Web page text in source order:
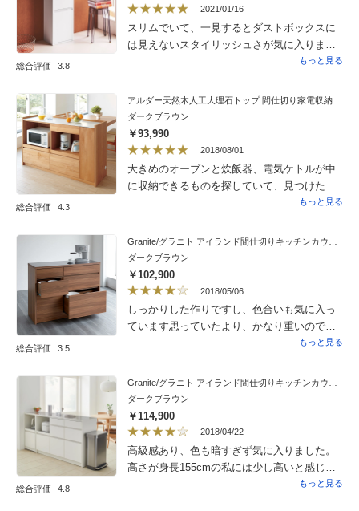
総合評価 3.8
2021/01/16
スリムでいて、一見するとダストボックスに
は見えないスタイリッシュさが気に入りまし
た。ペール容量も多くのゴミをため込みすぎ
保てズボラな私には一役買っている商品で
す。
もっと見る
総合評価 4.3
アルダー天然木人工大理石トップ 間仕切り家電収納キッチンカウンター 幅144cm
ダークブラウン
￥93,990
2018/08/01
大きめのオーブンと炊飯器、電気ケトルが中
に収納できるものを探していて、見つけたの
がこれでした。実物の重量感や高級感はもち
た。食器などの収納力もかなり高いです。大
満足の商品です。
もっと見る
総合評価 3.5
ダークブラウン
￥102,900
2018/05/06
しっかりした作りですし、色合いも気に入っ
ています思っていたより、かなり重いので、
動かすのは苦労するので、模様替えはできな
もっと見る
総合評価 4.8
ダークブラウン
￥114,900
2018/04/22
高級感あり、色も暗すぎず気に入りました。
高さが身長155cmの私には少し高いと感じま
したが、許容範囲です。160cm以上あれば丁
もっと見る